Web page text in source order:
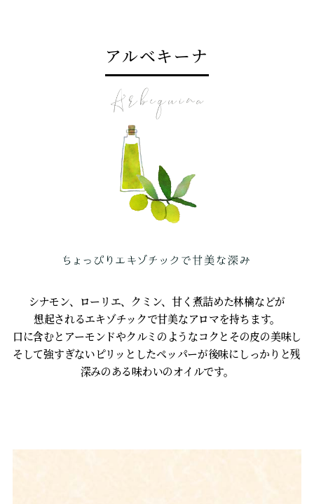
アルベキーナ
シナモン、ローリエ、クミン、甘く煮詰めた林檎などが
想起されるエキゾチックで甘美なアロマを持ちます。
口に含むとアーモンドやクルミのようなコクとその皮の美味し
そして強すぎないピリッとしたペッパーが後味にしっかりと残る
深みのある味わいのオイルです。